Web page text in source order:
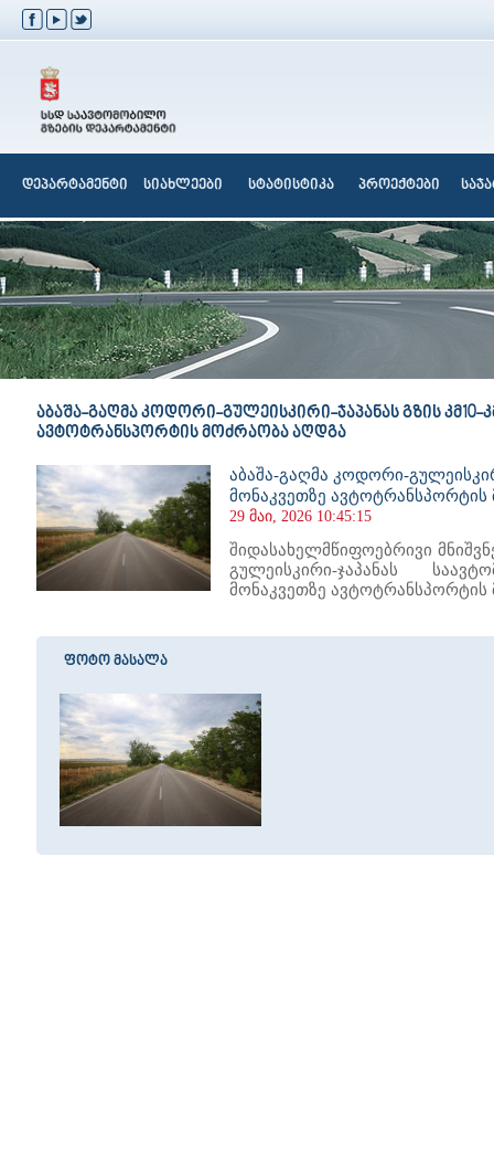
დეპარტამენტი სიახლეები სტატისტიკა პროექტები
აბაშა-გაღმა კოდორი-გულეისკირი-ჯაპანას გზის კმ10-
ავტოტრანსპორტის მოძრაობა აღდგა
აბაშა-გაღმა კოდორი-
მონაკვეთზე
29 მაი, 2026 10:45:15
შიდასახელმწიფოებრივი
გულეისკირი-ჯაპანას
მონაკვეთზე
ფოტო მასალა